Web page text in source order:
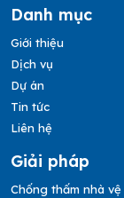
Danh mục
Giới thiệu
Dịch vụ
Dự án
Tin tức
Liên hệ
Giải pháp
Chống thấm nhà vệ